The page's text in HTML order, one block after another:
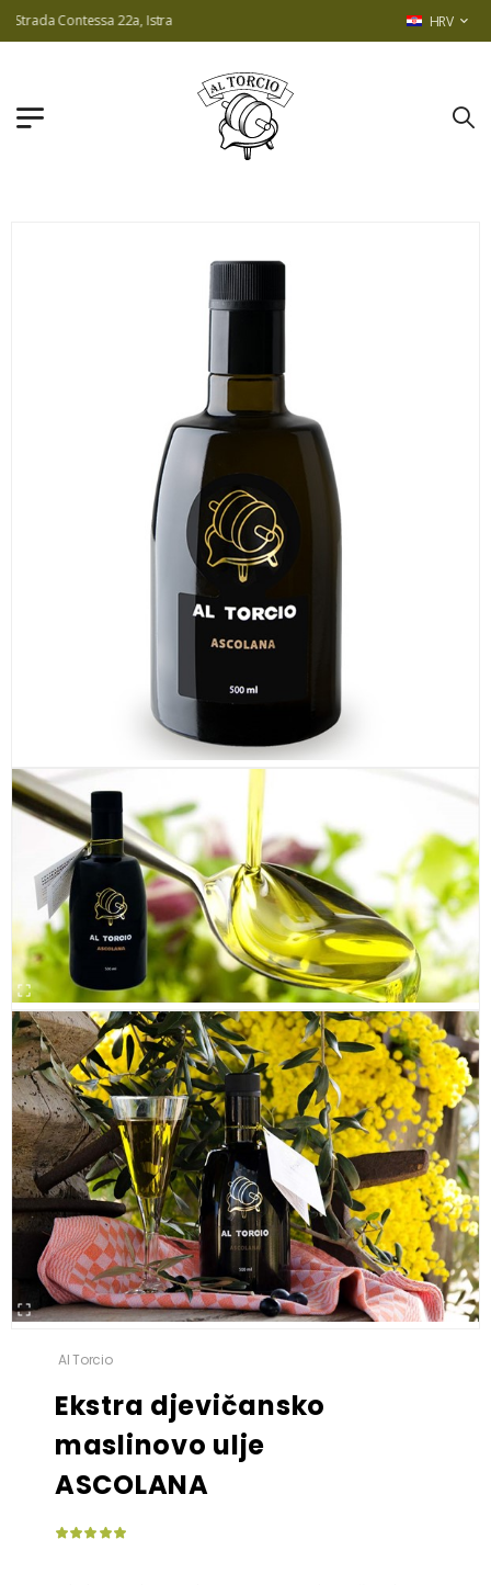
Contessa 22a, Istra HRV
Al Torcio
Ekstra djevičansko
maslinovo ulje
ASCOLANA